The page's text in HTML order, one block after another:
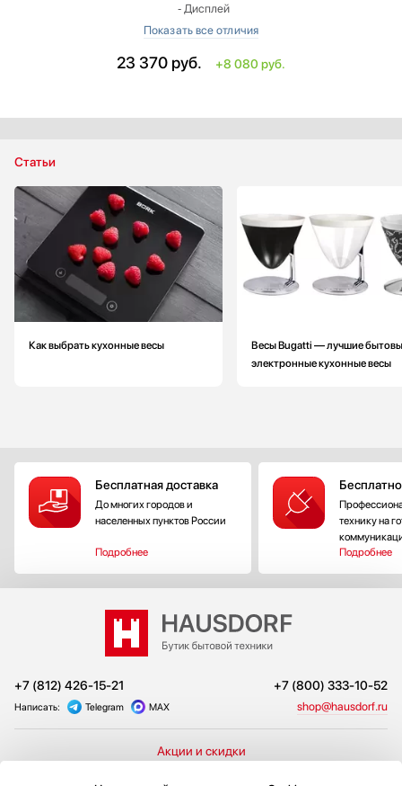
‐ Дисплей
‐ Индикация перегрузки
Предел взвешивания: больше на 2 кг
Вес: больше на 0.44 кг
23 370 руб. +8 080 руб.
Статьи
Как выбрать кухонные весы
Весы Bugatti — лучшие
электронные кухонные весы
Бесплатная доставка
До многих городов и
населенных пунктов России
Подробнее
технику на
Подробнее
+7 (812) 426-15-21 +7 (800) 333-10-52
Написать: Telegram MAX shop@hausdorf.ru
Акции и скидки